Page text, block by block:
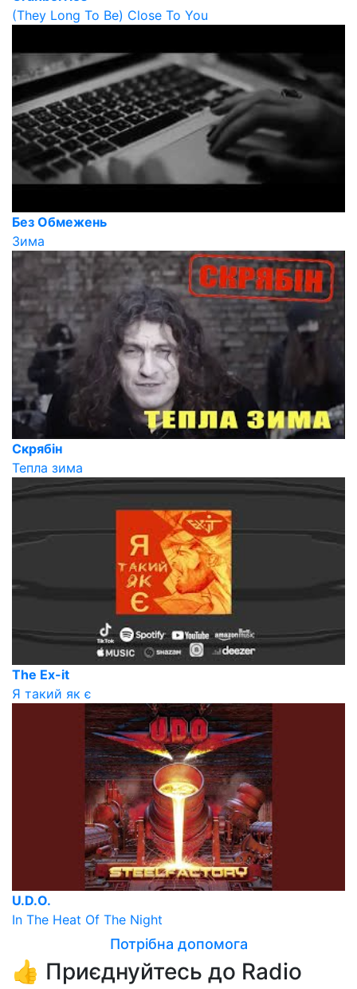
(They Long To Be) Close To You
Без Обмежень
Зима
Скрябін
Тепла зима
The Ex-it
Я такий як є
U.D.O.
In The Heat Of The Night
Потрібна допомога
👍 Приєднуйтесь до Radio